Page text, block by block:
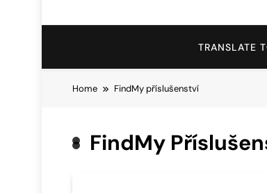
TRANSLATE
Home FindMy příslušenství
FindMy